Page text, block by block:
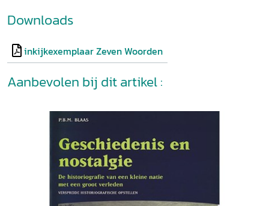
Downloads
inkijkexemplaar Zeven Woorden
Aanbevolen bij dit artikel :